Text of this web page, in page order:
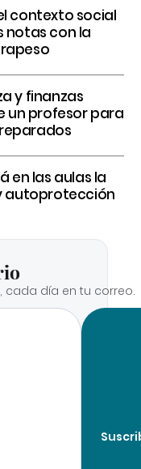
contexto social
notas con la
y finanzas
un profesor para
en las aulas la
autoprotección
cada día en tu correo.